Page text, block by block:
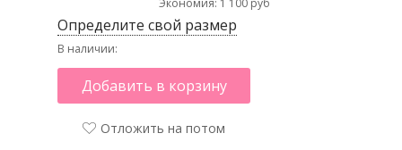
Экономия: 1 100 руб
Определите свой размер
В наличии:
Добавить в корзину
Отложить на потом